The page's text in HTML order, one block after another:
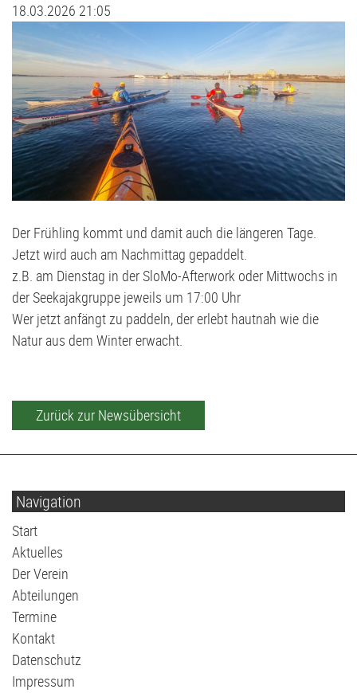
18.03.2026 21:05
Der Frühling kommt und damit auch die längeren Tage.
Jetzt wird auch am Nachmittag gepaddelt.
z.B. am Dienstag in der SloMo-Afterwork oder Mittwochs in
der Seekajakgruppe jeweils um 17:00 Uhr
Wer jetzt anfängt zu paddeln, der erlebt hautnah wie die
Natur aus dem Winter erwacht.
Zurück zur Newsübersicht
Navigation
Navigation
überspringen
Start
Aktuelles
Der Verein
Abteilungen
Termine
Kontakt
Datenschutz
Impressum
Judo
Kanu
Kids Club
Kursanmeldung | Kids Club
Leichtathletik
Schützen
Schwimmen
Tischtennis
Stammtisch
Förderverein
Fussball Bericht Archiv
D2-Jugend - TSV Klausdorf II U12
D3-Jugend - SG Schwentine
E1-Jugend - TSV Klausdorf U11
E2-Jugend - TSV Klausdorf II U10
E3-Jugend - TSV Klausdorf III U10
F1-Jugend - TSV Klausdorf U9
F2-Jugend - TSV Klausdorf U8
G-Jugend - TSV Klausdorf U7